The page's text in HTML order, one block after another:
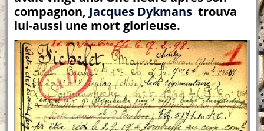
compagnon, Jacques Dykmans trouva
lui-aussi une mort glorieuse.